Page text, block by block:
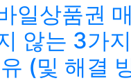
일상품권
않는 3가
(및 해결